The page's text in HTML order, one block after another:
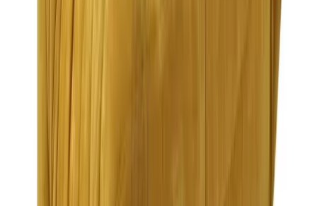
Получить подборку